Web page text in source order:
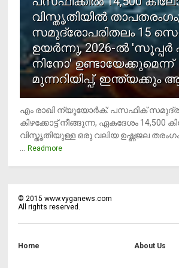
വിസ്തൃതിയില്‍
സമുദ്രോപരിതലം 15
ഉയര്‍ന്നു, 2026-ല്‍
നിനോ' ഉണ്ടായേക്കുമെന്ന്
മുന്നറിയിപ്പ്, ഇന്ത്യക്കും
എം രാഖി ന്യൂയോര്‍ക്: പസഫിക്
കിഴക്കോട്ട് നീങ്ങുന്ന, ഏകദേശം 14,500
വിസ്തൃതിയുള്ള ഒരു വലിയ ഉഷ്ണജല
... Readmore
©2015 www.vyganews.com
All rights reserved.
Home About Us